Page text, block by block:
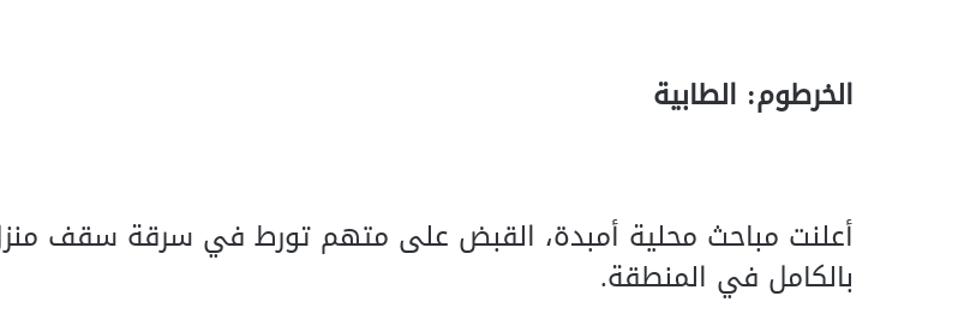
الخرطوم: الطابية
أعلنت مباحث محلية أمبدة، القبض على متهم تورط في سرقة سقف
بالكامل في المنطقة.